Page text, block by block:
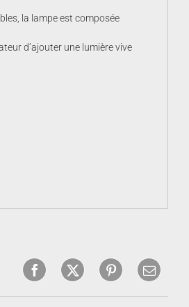
la lampe est composée
d’ajouter une lumière vive